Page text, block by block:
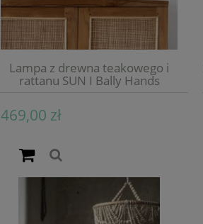
Lampa z drewna teakowego i
rattanu SUN I Bally Hands
469,00 zł